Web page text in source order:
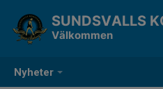
Nyheter
SUNDSVALLS
Välkommen